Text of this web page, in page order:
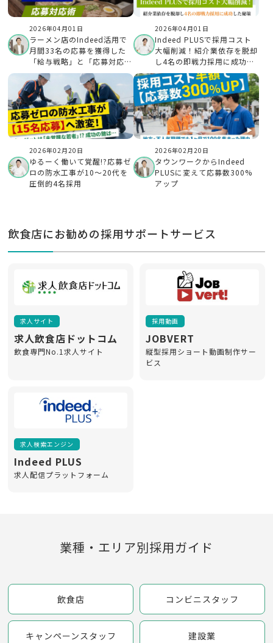
2026年04月01日
ラーメン店のIndeed活用で
月間33名の応募を獲得した
「給与戦略」と「応募対応
術」とは？
2026年04月01日
Indeed PLUSで採用コスト
大幅削減！紹介業依存を脱却
し4名の即戦力採用に成功し
たB型支援事業所
2026年02月20日
ゆるーく働いて覚醒!?応募ゼ
ロの防水工事が10〜20代を
圧倒的4名採用
2026年02月20日
タウンワークからIndeed
PLUSに変えて応募数300%
アップ
飲食店にお勧めの採用サポートサービス
求人サイト
求人飲食店ドットコム
飲食専門No.1求人サイト
採用動画
JOBVERT
縦型採用ショート動画制作サー
ビス
求人検索エンジン
Indeed PLUS
求人配信プラットフォーム
業種・エリア別採用ガイド
飲食店 コンビニスタッフ
キャンペーンスタッフ 建設業